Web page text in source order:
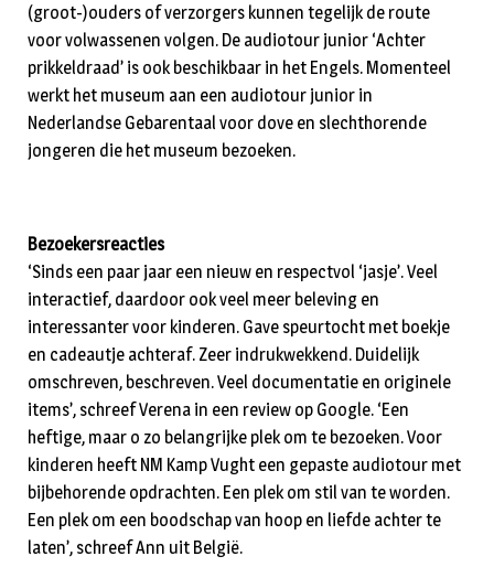
(groot-)ouders of verzorgers kunnen tegelijk de route
voor volwassenen volgen. De audiotour junior ‘Achter
prikkeldraad’ is ook beschikbaar in het Engels. Momenteel
werkt het museum aan een audiotour junior in
Nederlandse Gebarentaal voor dove en slechthorende
jongeren die het museum bezoeken.
Bezoekersreacties
‘Sinds een paar jaar een nieuw en respectvol ‘jasje’. Veel
interactief, daardoor ook veel meer beleving en
interessanter voor kinderen. Gave speurtocht met boekje
en cadeautje achteraf. Zeer indrukwekkend. Duidelijk
omschreven, beschreven. Veel documentatie en originele
items’, schreef Verena in een review op Google. ‘Een
heftige, maar o zo belangrijke plek om te bezoeken. Voor
kinderen heeft NM Kamp Vught een gepaste audiotour met
bijbehorende opdrachten. Een plek om stil van te worden.
Een plek om een boodschap van hoop en liefde achter te
laten’, schreef Ann uit België.